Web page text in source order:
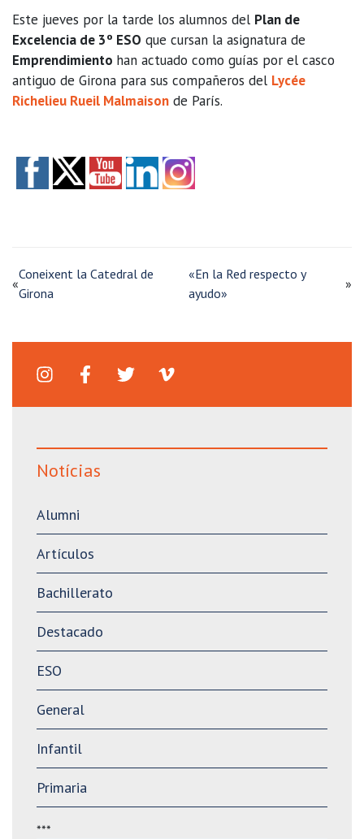
Este jueves por la tarde los alumnos del Plan de
Excelencia de 3º ESO que cursan la asignatura de
Emprendimiento han actuado como guías por el casco
antiguo de Girona para sus compañeros del Lycée
Richelieu Rueil Malmaison de París.
«
Coneixent la Catedral de
Girona
«En la Red respecto y
ayudo»
»
Notícias
Alumni
Artículos
Bachillerato
Destacado
ESO
General
Infantil
Primaria
***